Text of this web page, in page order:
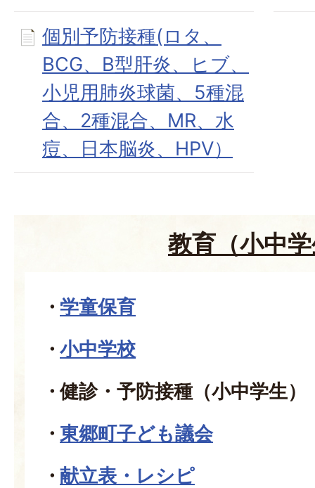
個別予防接種(ロタ、
BCG、B型肝炎、ヒブ、
小児用肺炎球菌、5種混
合、2種混合、MR、水
痘、日本脳炎、HPV）
教育（小中
学童保育
小中学校
健診・予防接種（小中学生）
東郷町子ども議会
献立表・レシピ